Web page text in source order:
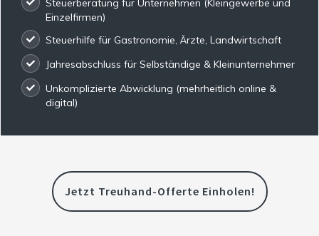
Einzelfirmen)
Steuerhilfe für Gastronomie, Ärzte, Landwirtschaft
Jahresabschluss für Selbständige & Kleinunternehmer
Unkomplizierte Abwicklung (mehrheitlich online &
digital)
Jetzt Treuhand-Offerte Einholen!